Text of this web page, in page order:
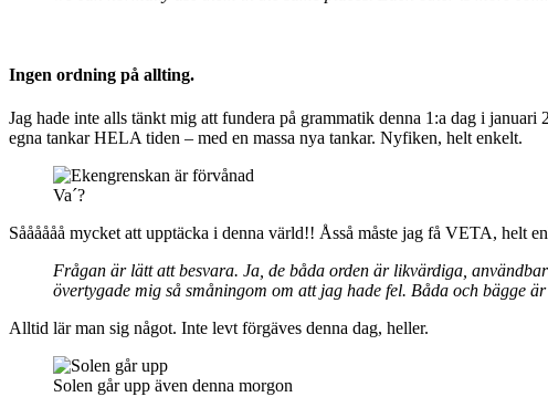
Ingen ordning på allting.
Jag hade inte alls tänkt mig att fundera på grammatik denna 1:a dag i
egna tankar HELA tiden – med en massa nya tankar. Nyfiken, helt enkelt.
Va´?
Såååååå mycket att upptäcka i denna värld!! Åsså måste jag få VETA, helt
Frågan är lätt att besvara. Ja, de båda orden är likvärdiga,
övertygade mig så småningom om att jag hade fel. Båda och bägge
Alltid lär man sig något. Inte levt förgäves denna dag, heller.
Solen går upp även denna morgon